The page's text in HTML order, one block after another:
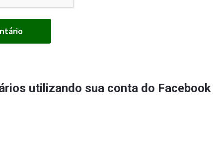
utilizando sua conta do Facebook